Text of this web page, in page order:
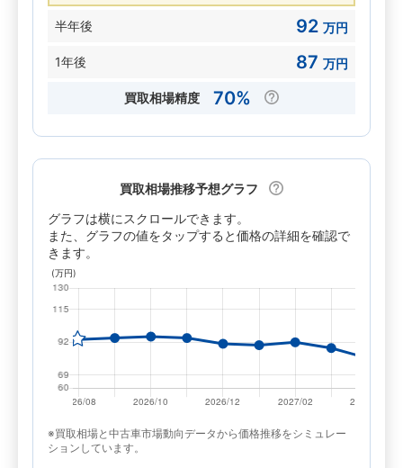
半年後 92 万円
1年後 87 万円
買取相場精度 70%
買取相場推移予想グラフ
グラフは横にスクロールできます。
また、グラフの値をタップすると価格の詳細を確認で
きます。
※買取相場と中古車市場動向データから価格推移をシミュレー
ションしています。